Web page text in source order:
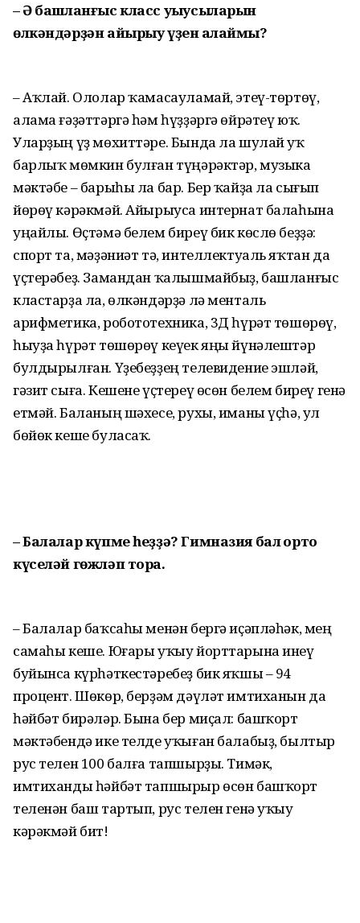
– Ә башланғыс класс уҡыусыларын
өлкәндәрҙән айырыу үҙен аҡлаймы?
– Аҡлай. Ололар ҡамасауламай, этеү-төртөү,
алама ғәҙәттәргә һәм һүҙҙәргә өйрәтеү юҡ.
Уларҙың үҙ мөхиттәре. Бында ла шулай уҡ
барлыҡ мөмкин булған түңәрәктәр, музыка
мәктәбе – барыһы ла бар. Бер ҡайҙа ла сығып
йөрөү кәрәкмәй. Айырыуса интернат балаһына
уңайлы. Өҫтәмә белем биреү бик көслө беҙҙә:
спорт та, мәҙәниәт тә, интеллектуаль яҡтан да
үҫтерәбеҙ. Замандан ҡалышмайбыҙ, баш­лан­ғыс
кластарҙа ла, өлкәндәрҙә лә менталь
арифметика, робототехника, 3Д һүрәт төшөрөү,
һыуҙа һүрәт төшөрөү кеүек яңы йүнәлештәр
булдырылған. Үҙебеҙҙең телевидение эшләй,
гәзит сыға. Кешене үҫтереү өсөн белем биреү генә
етмәй. Баланың шәхесе, рухы, иманы үҫһә, ул
бөйөк кеше буласаҡ.
– Балалар күпме һеҙҙә? Гимназия бал ҡорто
күселәй гөжләп тора.
– Балалар баҡсаһы менән бергә иҫәп­ләһәк, мең
самаһы кеше. Юғары уҡыу йорттарына инеү
буйынса күрһәткестәребеҙ бик яҡшы – 94
процент. Шөкөр, берҙәм дәүләт имтиханын да
һәйбәт бирәләр. Бына бер миҫал: башҡорт
мәктәбендә ике телде уҡыған балабыҙ, былтыр
рус телен 100 балға тапшырҙы. Тимәк,
имтиханды һәйбәт тапшырыр өсөн башҡорт
теленән баш тартып, рус телен генә уҡыу
кәрәкмәй бит!